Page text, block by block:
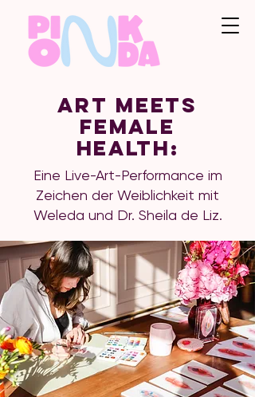
Art meets
Female
Health:
Eine Live-Art-Performance im
Zeichen der Weiblichkeit mit
Weleda und Dr. Sheila de Liz.